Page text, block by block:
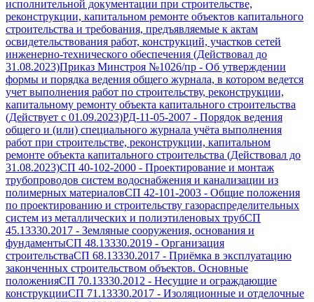
исполнительной документации при строительстве,
реконструкции, капитальном ремонте объектов капитального
строительства и требования, предъявляемые к актам
освидетельствования работ, конструкций, участков сетей
инженерно-технического обеспечения (Действовал до
31.08.2023)Приказ Минстроя №1026/пр - Об утверждении
формы и порядка ведения общего журнала, в котором ведется
учет выполнения работ по строительству, реконструкции,
капитальному ремонту объекта капитального строительства
(Действует с 01.09.2023)РД-11-05-2007 - Порядок ведения
общего и (или) специального журнала учёта выполнения
работ при строительстве, реконструкции, капитальном
ремонте объекта капитального строительства (Действовал до
31.08.2023)СП 40-102-2000 - Проектирование и монтаж
трубопроводов систем водоснабжения и канализации из
полимерных материаловСП 42-101-2003 - Общие положения
по проектированию и строительству газораспределительных
систем из металлических и полиэтиленовых трубСП
45.13330.2017 - Земляные сооружения, основания и
фундаментыСП 48.13330.2019 - Организация
строительстваСП 68.13330.2017 - Приёмка в эксплуатацию
законченных строительством объектов. Основные
положенияСП 70.13330.2012 - Несущие и ограждающие
конструкцииСП 71.13330.2017 - Изоляционные и отделочные